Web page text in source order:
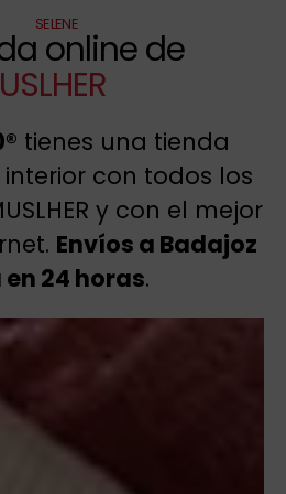
SELENE
online de
tienes una tienda
con todos los
y con el mejor
Envíos a Badajoz
24 horas.